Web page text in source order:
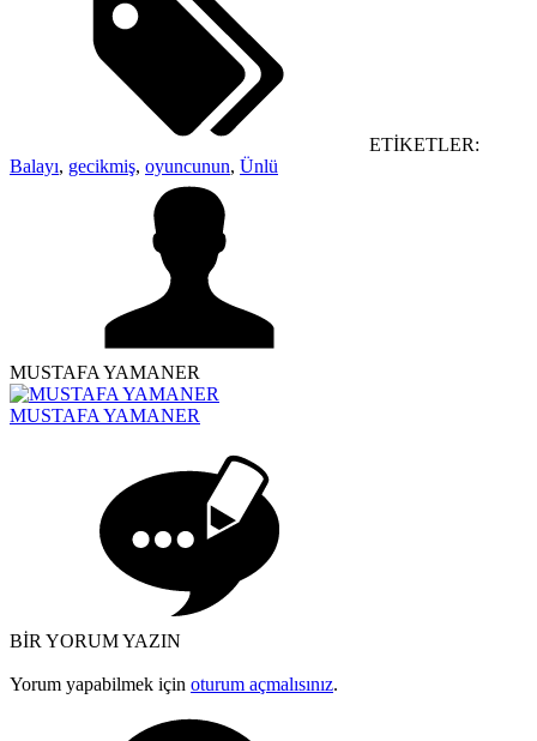
ETİKETLER:
Balayı, gecikmiş, oyuncunun, Ünlü
MUSTAFA YAMANER
MUSTAFA YAMANER
BİR YORUM YAZIN
Yorum yapabilmek için oturum açmalısınız.